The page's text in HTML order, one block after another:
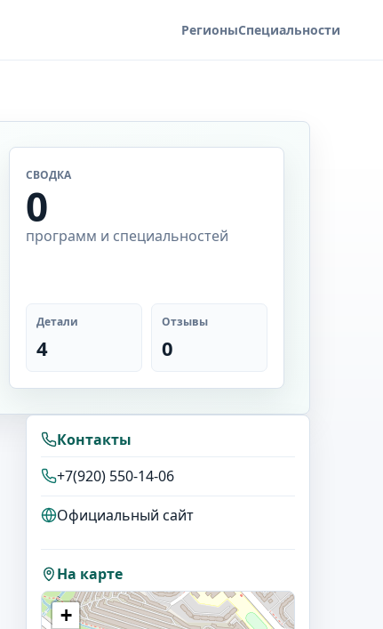
РегионыСпециальности
СВОДКА
0
программ и специальностей
Детали
4
Отзывы
0
Контакты
+7(920) 550-14-06
Официальный сайт
На карте
+